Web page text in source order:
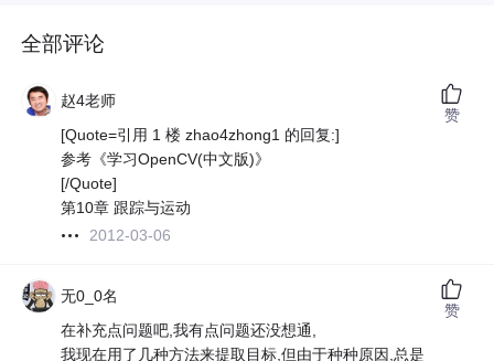
全部评论
赵4老师
[Quote=引用 1 楼 zhao4zhong1 的回复:]
参考《学习OpenCV(中文版)》
[/Quote]
第10章 跟踪与运动
2012-03-06
赞
无0_0名
在补充点问题吧,我有点问题还没想通,
我现在用了几种方法来提取目标,但由于种种原因,总是
赞